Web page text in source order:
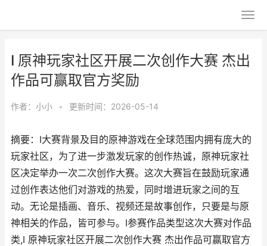
I 原神玩家社区开展二次创作大赛 杰出
作品可赢取官方奖励
作者： 小小 • 更新时间：2026-05-14
摘要：I大赛背景及目的原神游戏在全球范围内拥有庞大的
玩家社区，为了进一步激发玩家的创作热诚，原神玩家社
区决定举办一次二次创作大赛。这次大赛旨在鼓励玩家通
过创作表达他们对游戏的热爱，同时增进玩家之间的互
动。无论是插画、音乐、视频还是故事创作，只要是与原
神相关的作品，皆可参与。I参赛作品类型这次大赛对作品
类,I 原神玩家社区开展二次创作大赛 杰出作品可赢取官方